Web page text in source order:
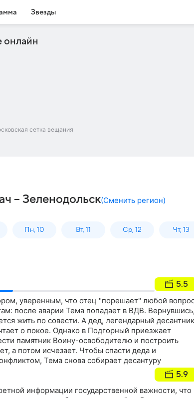
Звезды
онлайн
сетка вещания
– Зеленодольск(Сменить регион)
Пн, 10 Вт, 11 Ср, 12 Чт, 13
5.5
уверенным, что отец "порешает" любой
после аварии Тема попадает в ВДВ.
жить по совести. А дед, легендарный десантник
о покое. Однако в Подгорный приезжает
памятник Воину-освободителю и построить
а потом исчезает. Чтобы спасти деда и
Тема снова собирает десантуру
5.9
информации государственной важности, что